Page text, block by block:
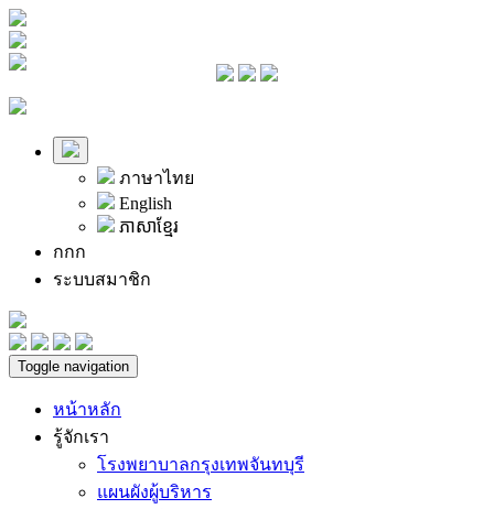
ภาษาไทย
English
ភាសាខ្មែរ
กกก
ระบบสมาชิก
Toggle navigation
หน้าหลัก
รู้จักเรา
โรงพยาบาลกรุงเทพจันทบุรี
แผนผังผู้บริหาร